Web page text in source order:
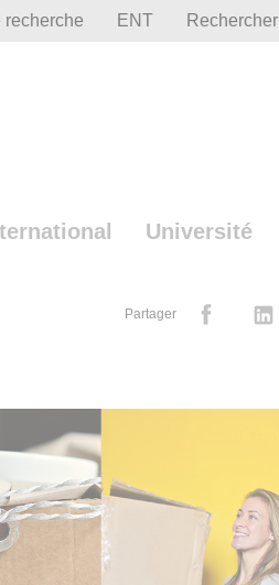
recherche ENT Rechercher
Université
Partager